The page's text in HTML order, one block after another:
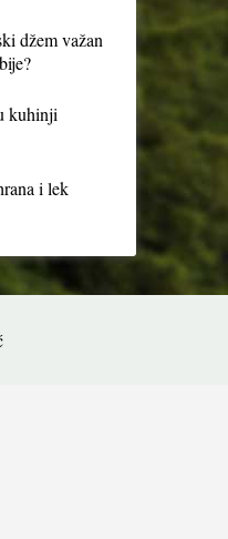
džem važan
kuhinji
i lek